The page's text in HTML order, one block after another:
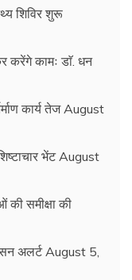
शिविर शुरू
करेंगे कामः डाॅ. धन
कार्य तेज August
भेंट August
की समीक्षा की
अलर्ट August 5,